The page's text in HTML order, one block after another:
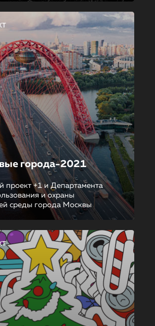
города-2021
проект +1 и Департамента
и охраны
среды города Москвы